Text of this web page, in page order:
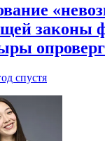
законы
спустя